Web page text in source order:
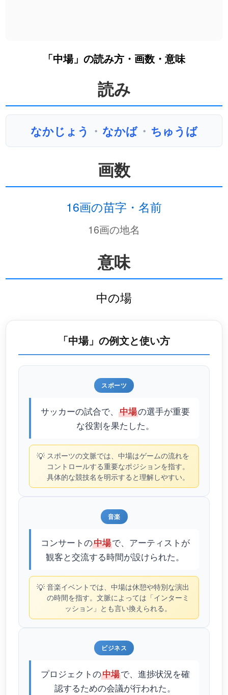
「中場」の読み方・画数・意味
読み
なかじょう ・ なかば ・ ちゅうば
画数
16画の苗字・名前
16画の地名
意味
中の場
「中場」の例文と使い方
スポーツ
サッカーの試合で、 中場の選手が重要
な役割を果たした。
💡 スポーツの文脈では、中場はゲームの流れを
コントロールする重要なポジションを指す。
具体的な競技名を明示すると理解しやすい。
音楽
コンサートの中場で、アーティストが
観客と交流する時間が設けられた。
💡 音楽イベントでは、中場は休憩や特別な演出
の時間を指す。文脈によっては「インターミ
ッション」とも言い換えられる。
ビジネス
プロジェクトの中場で、進捗状況を確
認するための会議が行われた。